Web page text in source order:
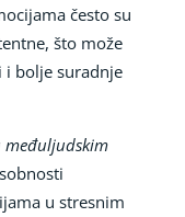
često su
što može
i bolje suradnje
međuljudskim
u stresnim